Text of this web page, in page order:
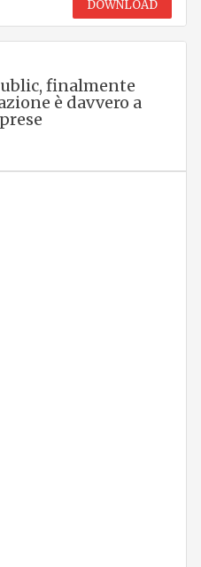
DOWNLOAD
finalmente
è davvero a